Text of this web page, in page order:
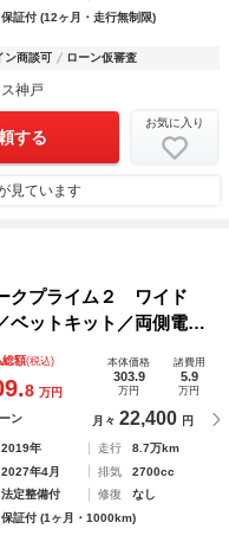
保証付 (12ヶ月・走行無制限)
ン商談可 ローン仮審査
神戸
する
お気に入り
見ています
クプライム２ ワイド
ベットキット／両側電動
ム／スマートキー／プ
車線逸脱警報／オートエ
総額(税込)
8 万円
本体価格
303.9
万円
諸費用
5.9
万円
ン 月々 22,400 円
2019年 走行
8.7万km
2027年4月 排気
2700cc
法定整備付 修復
なし
保証付 (1ヶ月・1000km)